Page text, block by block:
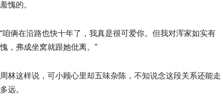
羞愧的。
“咱俩在沿路也快十年了，我真是很可爱你。但我对浑家如实有
愧，弗成坐窝就跟她仳离。”
周林这样说，可小顾心里却五味杂陈，不知说念这段关系还能走
多远。